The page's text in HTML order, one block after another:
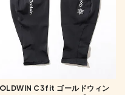
C3fit ゴールドウィン